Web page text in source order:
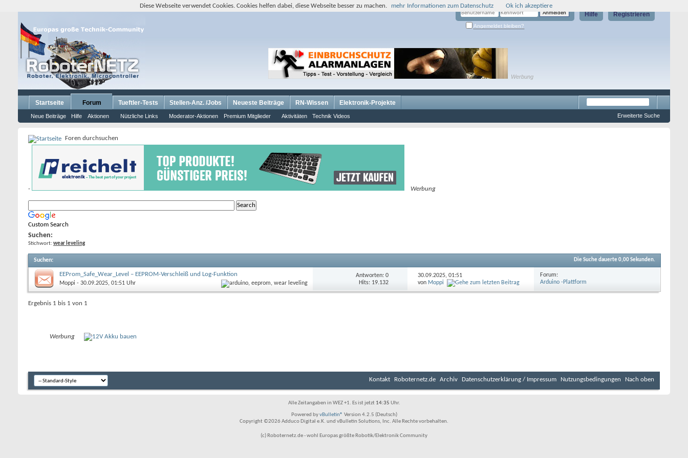
Registrieren
Hilfe
Angemeldet bleiben?
Werbung
Startseite Forum
Neue Beiträge Hilfe Aktionen Nützliche Links Moderator-Aktionen Premium Mitglieder Aktivitäten Technik Videos
Tueftler-Tests Stellen-Anz. /Jobs Neueste Beiträge RN-Wissen Elektronik-Projekte
Erweiterte Suche
Foren durchsuchen
- Werbung
Custom Search
Suchen:
Stichwort: wear leveling
Suchen: Die Suche dauerte 0,00Sekunden.
EEProm_Safe_Wear_Level – EEPROM-Verschleiß und Log-Funktion
Moppi - 30.09.2025, 01:51 Uhr
Antworten: 0
Hits: 19.132
30.09.2025,01:51
von Moppi
Forum:
Arduino -Plattform
Ergebnis 1 bis 1 von 1
Werbung
Kontakt Roboternetz.de Archiv Datenschutzerklärung / Impressum Nutzungsbedingungen Nach oben
Alle Zeitangaben in WEZ +1. Es ist jetzt 14:35 Uhr.
Powered byvBulletin® Version 4.2.5 (Deutsch)
Copyright ©2026 Adduco Digital e.K. und vBulletin Solutions, Inc. Alle Rechte vorbehalten.
(c) Roboternetz.de - wohl Europas größte Robotik/Elektronik Community
Diese Webseite verwendet Cookies. Cookies helfen dabei, diese Webseite besser zu machen. mehr Informationen zum Datenschutz Ok ich akzeptiere